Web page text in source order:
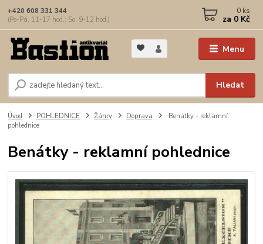
Menu
Hledat
+420 608 331 344
(Po-Pá, 11-17 hod.; So, 9-12 hod.)
0 ks
za 0 Kč
Úvod POHLEDNICE Žánry Doprava
Benátky - reklamní
pohlednice
Benátky - reklamní pohlednice